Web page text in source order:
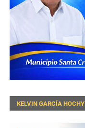
KELVIN GARCÍA HOCHY